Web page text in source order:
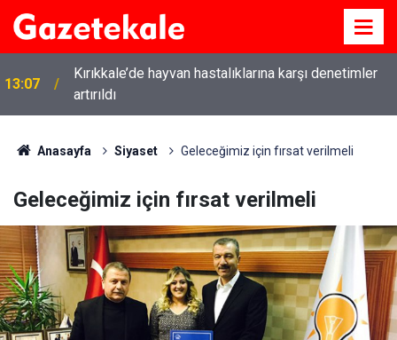
13:07
Kırıkkale’de hayvan hastalıklarına karşı denetimler
artırıldı
Anasayfa Siyaset Geleceğimiz için fırsat verilmeli
Geleceğimiz için fırsat verilmeli